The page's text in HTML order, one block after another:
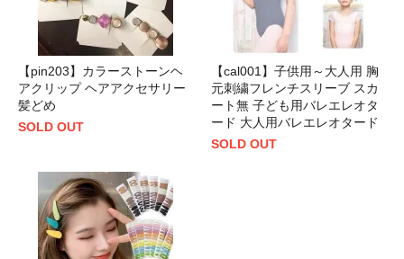
【pin203】カラーストーンヘ
アクリップ ヘアアクセサリー
髪どめ
SOLD OUT
【cal001】子供用～大人用 胸
元刺繍フレンチスリーブ スカ
ート無 子ども用バレエレオタ
ード 大人用バレエレオタード
SOLD OUT